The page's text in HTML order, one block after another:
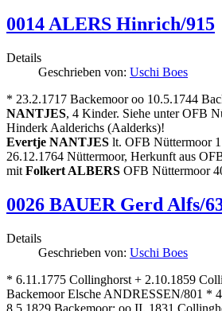
0014 ALERS Hinrich/915
Details
Geschrieben von: Uschi Boes
* 23.2.1717 Backemoor oo 10.5.1744
NANTJES, 4 Kinder. Siehe unter OFB
Hinderk Aalderichs (Aalderks)!
Evertje NANTJES lt. OFB Nüttermoor
26.12.1764 Nüttermoor, Herkunft aus
mit Folkert ALBERS OFB Nüttermoor
0026 BAUER Gerd Alfs/
Details
Geschrieben von: Uschi Boes
* 6.11.1775 Collinghorst + 2.10.1859
Backemoor Elsche ANDRESSEN/801 *